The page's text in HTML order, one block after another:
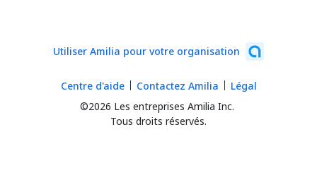
Utiliser Amilia pour votre organisation
©2026 Les entreprises Amilia Inc.
Tous droits réservés.
Centre d'aide Contactez Amilia Légal